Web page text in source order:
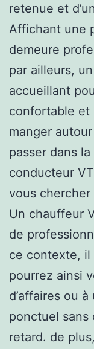
retenue et
Affichant une
demeure
par ailleurs,
accueillant
confortable et
manger
passer dans
conducteur
vous
Un chauffeur
de
ce contexte,
pourrez ainsi
d’affaires ou
ponctuel sans
retard. de